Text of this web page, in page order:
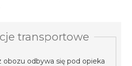
transportowe
obozu odbywa się pod opieka